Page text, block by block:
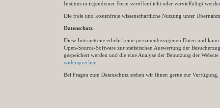
Instituts in irgendeiner Form veröffentlicht oder vervielfältigt
Die freie und kostenfreie wissenschaftliche Nutzung unter
Datenschutz
Diese Internetseite erhebt keine personenbezogenen Daten und
Open-Source-Software zur statistischen Auswertung der
gespeichert werden und die eine Analyse der Benutzung der
widersprechen
Bei Fragen zum Datenschutz stehen wir Ihnen gerne zur